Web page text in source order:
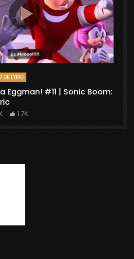
DE LYRIC
Eggman! #11 | Sonic Boom:
1.7K